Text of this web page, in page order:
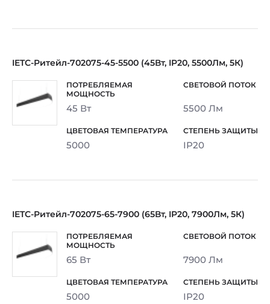
IETC-Ритейл-702075-45-5500 (45Вт, IP20, 5500Лм, 5К)
45 Вт 5500 Лм
5000 IP20
IETC-Ритейл-702075-65-7900 (65Вт, IP20, 7900Лм, 5К)
65 Вт 7900 Лм
5000 IP20